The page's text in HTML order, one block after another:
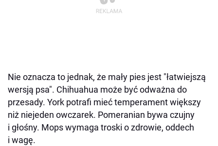
Nie oznacza to jednak, że mały pies jest "łatwiejszą
wersją psa". Chihuahua może być odważna do
przesady. York potrafi mieć temperament większy
niż niejeden owczarek. Pomeranian bywa czujny
i głośny. Mops wymaga troski o zdrowie, oddech
i wagę.